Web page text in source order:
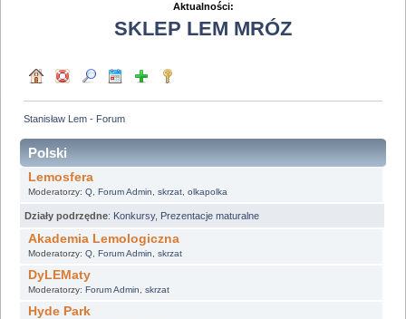
Aktualności:
SKLEP LEM MRÓZ
Stanisław Lem - Forum
Polski
Lemosfera
Moderatorzy: Q, Forum Admin skrzat, olkapolka
Działy podrzędne: Konkursy, Prezentacje maturalne
Akademia Lemologiczna
Moderatorzy: Q, Forum Admin skrzat
DyLEMaty
Moderatorzy: Forum Admin skrzat
Hyde Park